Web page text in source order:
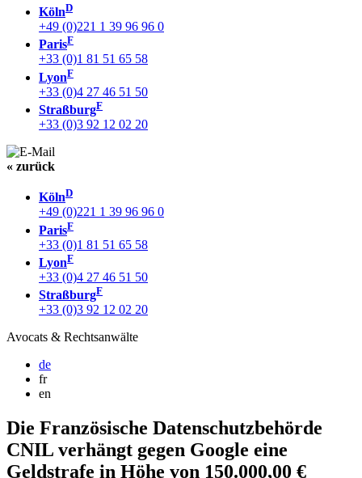
KölnD
+49 (0)221 1 39 96 96 0
ParisF
+33 (0)1 81 51 65 58
LyonF
+33 (0)4 27 46 51 50
StraßburgF
+33 (0)3 92 12 02 20
« zurück
KölnD
+49 (0)221 1 39 96 96 0
ParisF
+33 (0)1 81 51 65 58
LyonF
+33 (0)4 27 46 51 50
StraßburgF
+33 (0)3 92 12 02 20
Avocats & Rechtsanwälte
de
fr
en
Die Französische Datenschutzbehörde
CNIL verhängt gegen Google eine
Geldstrafe in Höhe von 150.000,00 €